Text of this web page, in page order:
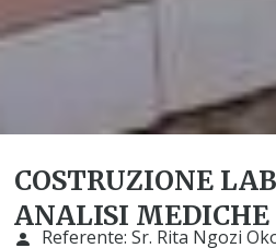
COSTRUZIONE
ANALISI MEDICHE
Referente:Sr. Rita Ngozi